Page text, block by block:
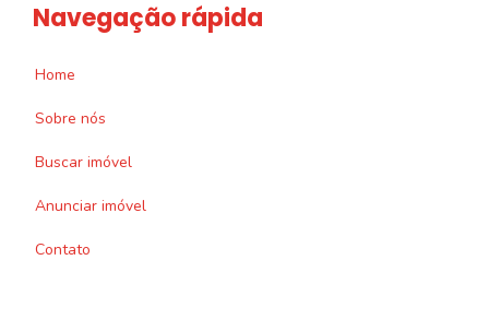
Navegação rápida
Home
Sobre nós
Buscar imóvel
Anunciar imóvel
Contato